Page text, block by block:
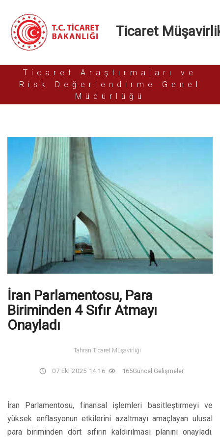
Ticaret
Ticaret Araştırmaları ve
Risk Değerlendirme Genel
Müdürlüğü
İran Parlamentosu, Para
Biriminden 4 Sıfır Atmayı
Onayladı
Tahran Ticaret Müşavirliği
07 Eki 2025 14:16 165Güncel Gelişmeler
İran Parlamentosu, finansal işlemleri basitleştirmeyi ve
yüksek enflasyonun etkilerini azaltmayı amaçlayan ulusal
para biriminden dört sıfırın kaldırılması planını onayladı.